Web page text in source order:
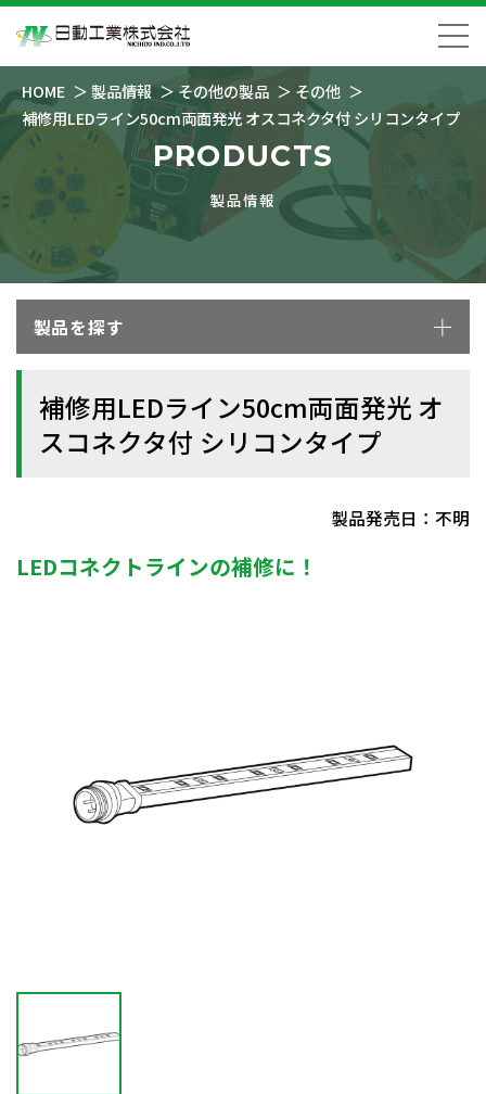
HOME 製品情報 その他の製品
その他
補修用LEDライン50cm両面発光 オスコネクタ付 シリコンタイプ
PRODUCTS
製品情報
製品を探す
補修用LEDライン50cm両面発光 オ
スコネクタ付 シリコンタイプ
製品発売日：不明
LEDコネクトラインの補修に！